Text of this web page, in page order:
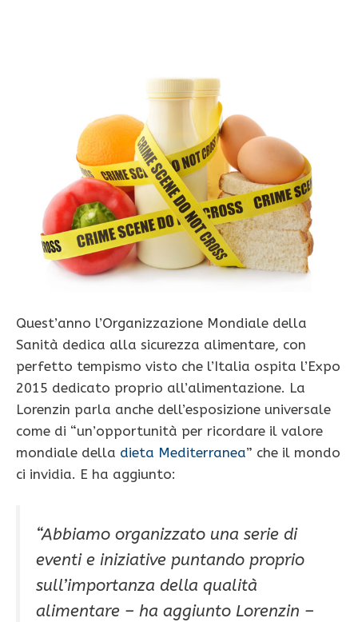
Quest’anno l’Organizzazione Mondiale della
Sanità dedica alla sicurezza alimentare, con
perfetto tempismo visto che l’Italia ospita l’Expo
2015 dedicato proprio all’alimentazione. La
Lorenzin parla anche dell’esposizione universale
come di “un’opportunità per ricordare il valore
mondiale della dieta Mediterranea” che il mondo
ci invidia. E ha aggiunto:
“Abbiamo organizzato una serie di
eventi e iniziative puntando proprio
sull’importanza della qualità
alimentare – ha aggiunto Lorenzin –